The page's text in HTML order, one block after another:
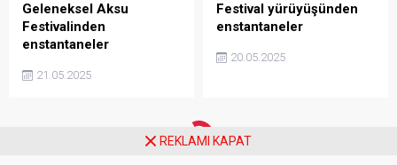
Geleneksel Aksu
Festivalinden
enstantaneler
21.05.2025
Festival yürüyüşünden
enstantaneler
20.05.2025
REKLAMI KAPAT